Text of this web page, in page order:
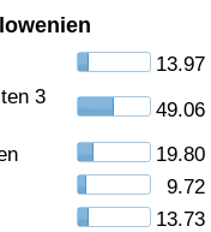
13.97
3
49.06
19.80
9.72
13.73